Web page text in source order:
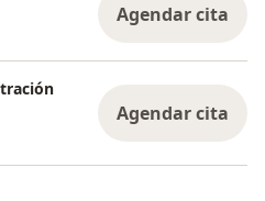
Agendar cita
Agendar cita